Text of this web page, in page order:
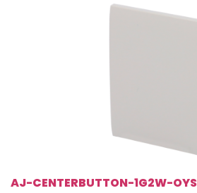
AJ-CENTERBUTTON-1G2W-